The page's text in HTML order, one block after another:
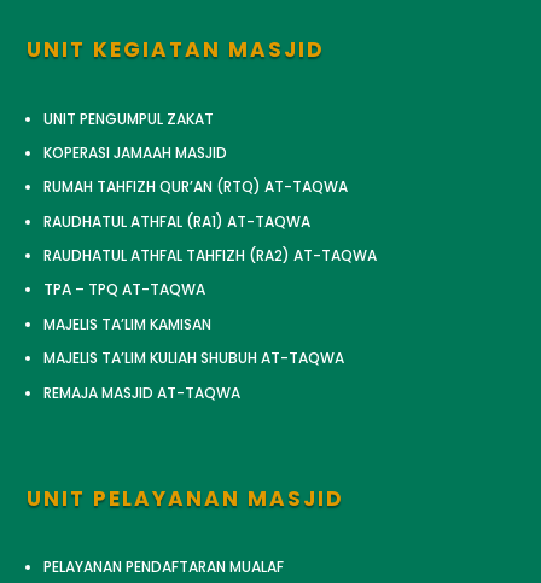
UNIT KEGIATAN MASJID
UNIT PENGUMPUL ZAKAT
KOPERASI JAMAAH MASJID
RUMAH TAHFIZH QUR’AN (RTQ) AT-TAQWA
RAUDHATUL ATHFAL (RA1) AT-TAQWA
RAUDHATUL ATHFAL TAHFIZH (RA2) AT-TAQWA
TPA – TPQ AT-TAQWA
MAJELIS TA’LIM KAMISAN
MAJELIS TA’LIM KULIAH SHUBUH AT-TAQWA
REMAJA MASJID AT-TAQWA
UNIT PELAYANAN MASJID
PELAYANAN PENDAFTARAN MUALAF